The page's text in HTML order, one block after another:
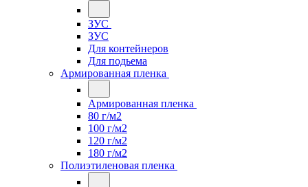
ЗУС
ЗУС
Для контейнеров
Для подьема
Армированная пленка
Армированная пленка
80 г/м2
100 г/м2
120 г/м2
180 г/м2
Полиэтиленовая пленка